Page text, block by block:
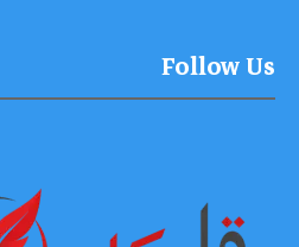
Follow Us